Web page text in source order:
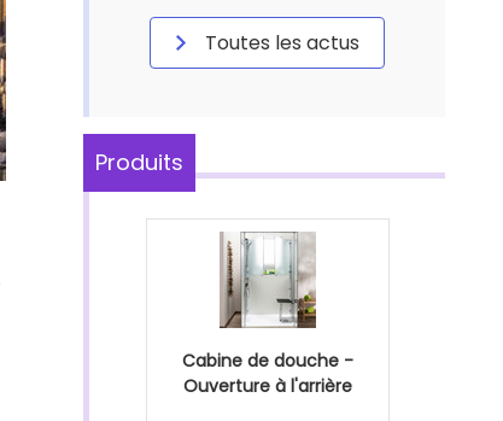
Toutes les actus
Produits
Cabine de douche -
Ouverture à l'arrière